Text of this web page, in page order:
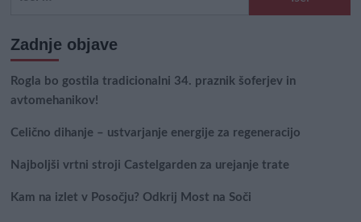
Zadnje objave
Rogla bo gostila tradicionalni 34. praznik šoferjev in
avtomehanikov!
Celično dihanje – ustvarjanje energije za regeneracijo
Najboljši vrtni stroji Castelgarden za urejanje trate
Kam na izlet v Posočju? Odkrij Most na Soči